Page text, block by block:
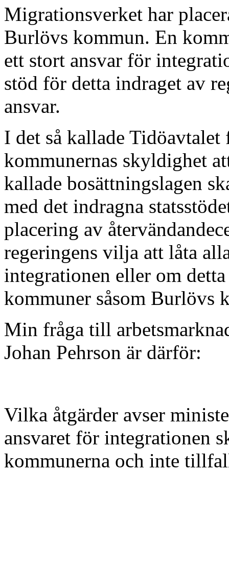
Migrationsverket har
Burlövs kommun. En
ett stort ansvar för
stöd för detta indraget av
ansvar.
I det så kallade
kommunernas skyldighet
kallade bosättningslagen
med det indragna
placering av
regeringens vilja att låta
integrationen eller om
kommuner såsom Burlövs
Min fråga till
Johan Pehrson är därför:
Vilka åtgärder avser
ansvaret för integrationen
kommunerna och inte